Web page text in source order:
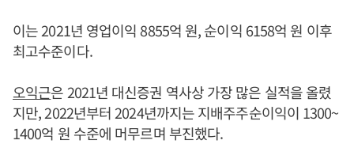
이는 2021년 영업이익 8855억 원, 순이익 6158억 원 이후
최고수준이다.
오익근은 2021년 대신증권 역사상 가장 많은 실적을 올렸
지만, 2022년부터 2024년까지는 지배주주순이익이 1300~
1400억 원 수준에 머무르며 부진했다.